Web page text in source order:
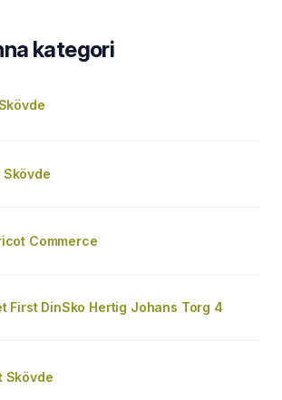
kategori
Commerce
First DinSko Hertig Johans Torg 4
Skövde